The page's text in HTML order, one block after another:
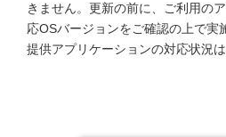
きません。更新の前に、ご利用の
応OSバージョンをご確認の上で実
提供アプリケーションの対応状況は